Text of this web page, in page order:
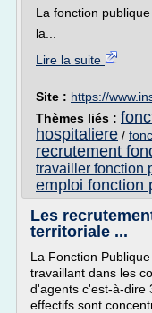
La fonction
la...
Lire la suite
Site : https://
Thèmes liés :
hospitaliere /
recrutement
travailler fonction
emploi fonction
Les
territoriale ...
La Fonction
travaillant dans les
d'agents c'est-à-dire
effectifs sont